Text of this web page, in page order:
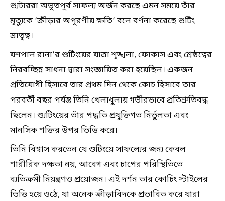
শ্যুটাররা অভূতপূর্ব সাফল্য অর্জন করছে এমন সময়ে তাঁর
মৃত্যুকে ‘ক্রীড়ার অপূরণীয় ক্ষতি’ বলে বর্ণনা করেছে শুটিং
ভ্রাতৃত্ব।
যশপাল রানা’র শুটিংয়ের যাত্রা শৃঙ্খলা, ফোকাস এবং শ্রেষ্ঠত্বের
নিরবচ্ছিন্ন সাধনা দ্বারা সংজ্ঞায়িত করা হয়েছিল। একজন
প্রতিযোগী হিসাবে তার প্রথম দিন থেকে কোচ হিসাবে তার
পরবর্তী বছর পর্যন্ত তিনি খেলাধুলায় গভীরভাবে প্রতিশ্রুতিবদ্ধ
ছিলেন। শ্যুটিংয়ের তাঁর পদ্ধতি প্রযুক্তিগত নির্ভুলতা এবং
মানসিক শক্তির উপর ভিত্তি করে।
তিনি বিশ্বাস করতেন যে শুটিংয়ে সাফল্যের জন্য কেবল
শারীরিক দক্ষতা নয়, আবেগ এবং চাপের পরিস্থিতিতে
ব্যতিক্রমী নিয়ন্ত্রণও প্রয়োজন। এই দর্শন তার কোচিং স্টাইলের
ভিত্তি হয়ে ওঠে, যা অনেক ক্রীড়াবিদকে প্রভাবিত করে যারা